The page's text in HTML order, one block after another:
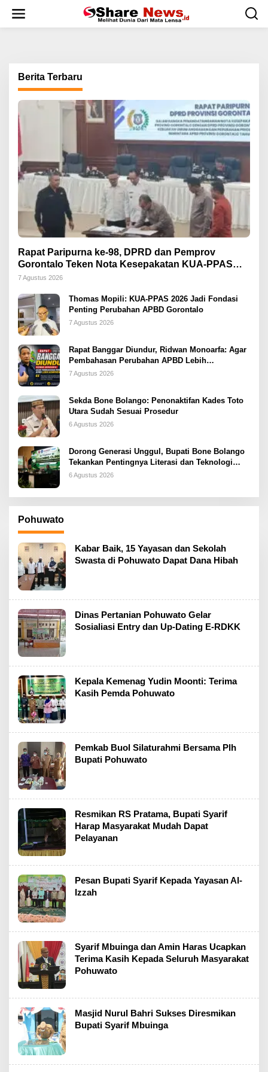
w
Berita Terbaru
Rapat Paripurna ke-98, DPRD dan Pemprov
Gorontalo Teken Nota Kesepakatan KUA-PPAS
2026
7 Agustus 2026
Thomas Mopili: KUA-PPAS 2026 Jadi Fondasi
Penting Perubahan APBD Gorontalo
7 Agustus 2026
Rapat Banggar Diundur, Ridwan Monoarfa: Agar
Pembahasan Perubahan APBD Lebih
Komprehensif
7 Agustus 2026
Sekda Bone Bolango: Penonaktifan Kades Toto
Utara Sudah Sesuai Prosedur
6 Agustus 2026
Dorong Generasi Unggul, Bupati Bone Bolango
Tekankan Pentingnya Literasi dan Teknologi
sejak Dini
6 Agustus 2026
Pohuwato
Kabar Baik, 15 Yayasan dan Sekolah
Swasta di Pohuwato Dapat Dana Hibah
Dinas Pertanian Pohuwato Gelar
Sosialiasi Entry dan Up-Dating E-RDKK
Kepala Kemenag Yudin Moonti: Terima
Kasih Pemda Pohuwato
Pemkab Buol Silaturahmi Bersama Plh
Bupati Pohuwato
Resmikan RS Pratama, Bupati Syarif
Harap Masyarakat Mudah Dapat
Pelayanan
Pesan Bupati Syarif Kepada Yayasan Al-
Izzah
Syarif Mbuinga dan Amin Haras Ucapkan
Terima Kasih Kepada Seluruh Masyarakat
Pohuwato
Masjid Nurul Bahri Sukses Diresmikan
Bupati Syarif Mbuinga